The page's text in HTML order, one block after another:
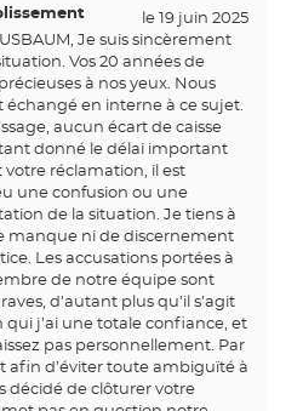
le 19 juin 2025
Je suis sincèrement
Vos 20 années de
à nos yeux. Nous
en interne à ce sujet.
aucun écart de caisse
donné le délai important
votre réclamation, il est
une confusion ou une
de la situation. Je tiens à
manque ni de discernement
Les accusations portées à
de notre équipe sont
d’autant plus qu’il s’agit
qui j’ai une totale confiance, et
pas personnellement. Par
afin d’éviter toute ambiguïté à
décidé de clôturer votre